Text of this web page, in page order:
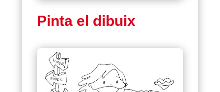
Pinta el dibuix